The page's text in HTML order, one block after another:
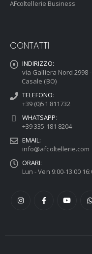
AFcoltellerie Business
CONTATTI
INDIRIZZO:
via Galliera Nord 2998
Casale (BO)
TELEFONO:
+39 (0)51 811732
WHATSAPP:
+39 335 181 8204
EMAIL:
info@afcoltellerie.com
ORARI:
Lun - Ven 9:00-13:00